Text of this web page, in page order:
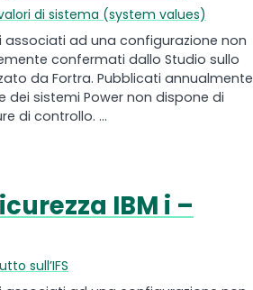
di sistema (system values)
associati ad una configurazione non
confermati dallo Studio sullo
da Fortra. Pubblicati
sistemi Power non dispone di
di controllo. ...
IBM i –
sull’IFS